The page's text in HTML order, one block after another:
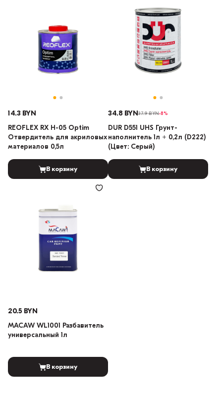
14.3 BYN
REOFLEX RX H-05 Optim
Отвердитель для акриловых
материалов 0,5л
В корзину
34.8 BYN37.9 BYN-8%
DUR D551 UHS Грунт-
наполнитель 1л + 0,2л (D222)
(Цвет: Серый)
В корзину
20.5 BYN
MACAW WL1001 Разбавитель
универсальный 1л
В корзину